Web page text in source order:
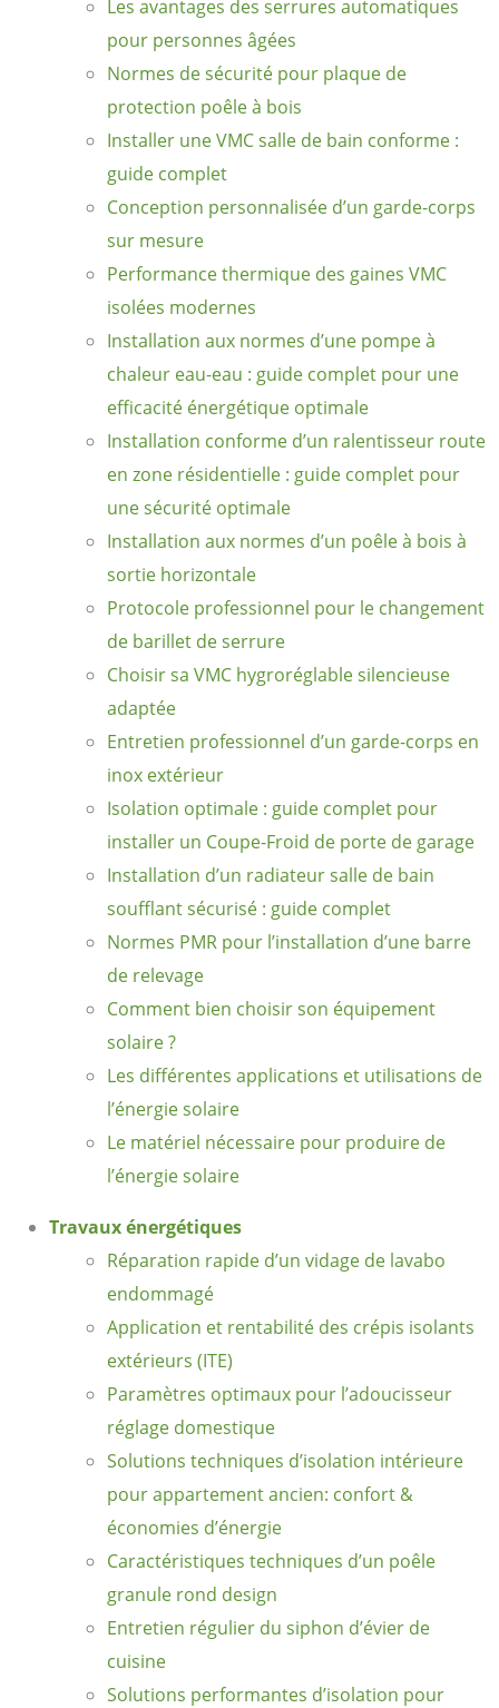
Les avantages des serrures automatiques
pour personnes âgées
Normes de sécurité pour plaque de
protection poêle à bois
Installer une VMC salle de bain conforme :
guide complet
Conception personnalisée d’un garde-corps
sur mesure
Performance thermique des gaines VMC
isolées modernes
Installation aux normes d’une pompe à
chaleur eau-eau : guide complet pour une
efficacité énergétique optimale
Installation conforme d’un ralentisseur route
en zone résidentielle : guide complet pour
une sécurité optimale
Installation aux normes d’un poêle à bois à
sortie horizontale
Protocole professionnel pour le changement
de barillet de serrure
Choisir sa VMC hygroréglable silencieuse
adaptée
Entretien professionnel d’un garde-corps en
inox extérieur
Isolation optimale : guide complet pour
installer un Coupe-Froid de porte de garage
Installation d’un radiateur salle de bain
soufflant sécurisé : guide complet
Normes PMR pour l’installation d’une barre
de relevage
Comment bien choisir son équipement
solaire ?
Les différentes applications et utilisations de
l’énergie solaire
Le matériel nécessaire pour produire de
l’énergie solaire
Travaux énergétiques
Réparation rapide d’un vidage de lavabo
endommagé
Application et rentabilité des crépis isolants
extérieurs (ITE)
Paramètres optimaux pour l’adoucisseur
réglage domestique
Solutions techniques d’isolation intérieure
pour appartement ancien: confort &
économies d’énergie
Caractéristiques techniques d’un poêle
granule rond design
Entretien régulier du siphon d’évier de
cuisine
Solutions performantes d’isolation pour